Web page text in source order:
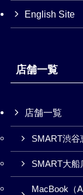
English Site
店舗一覧
店舗一覧
SMART渋谷
SMART大船
MacBook（